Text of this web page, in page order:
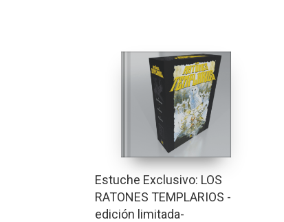
Estuche Exclusivo: LOS
RATONES TEMPLARIOS -
edición limitada-